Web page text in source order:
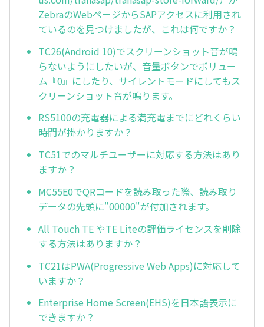
ZebraのWebページからSAPアクセスに利用され
ているのを見つけましたが、これは何ですか？
TC26(Android 10)でスクリーンショット音が鳴
らないようにしたいが、音量ボタンでボリュー
ム『0』にしたり、サイレントモードにしてもス
クリーンショット音が鳴ります。
RS5100の充電器による満充電までにどれくらい
時間が掛かりますか？
TC51でのマルチユーザーに対応する方法はあり
ますか？
MC55E0でQRコードを読み取った際、読み取り
データの先頭に"00000"が付加されます。
All Touch TE やTE Liteの評価ライセンスを削除
する方法はありますか？
TC21はPWA(Progressive Web Apps)に対応して
いますか？
Enterprise Home Screen(EHS)を日本語表示に
できますか？